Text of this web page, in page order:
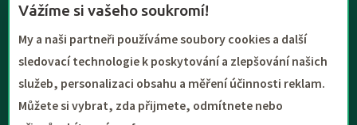
Vážíme si vašeho soukromí!
My a naši partneři používáme soubory cookies a další
sledovací technologie k poskytování a zlepšování našich
služeb, personalizaci obsahu a měření účinnosti reklam.
Můžete si vybrat, zda přijmete, odmítnete nebo